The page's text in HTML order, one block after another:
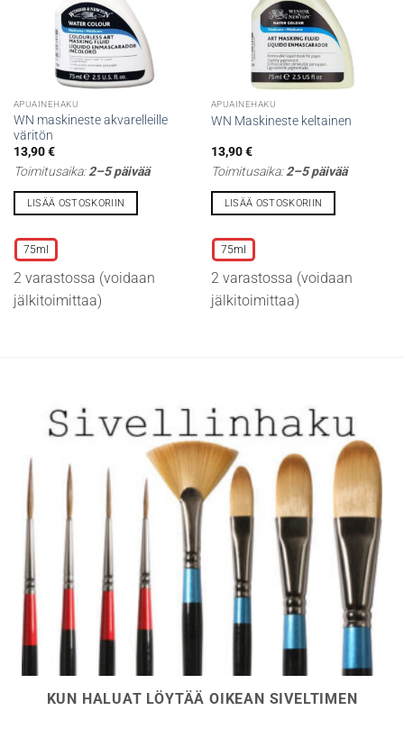
APUAINEHAKU
WN maskineste akvarelleille
väritön
13,90€
Toimitusaika:2–5 päivää
LISÄÄ OSTOSKORIIN
tuotteella
on
useampi
muunnelma.
75ml
2 varastossa (voidaan
jälkitoimittaa)
APUAINEHAKU
WN Maskineste keltainen
13,90€
Toimitusaika:2–5 päivää
LISÄÄ OSTOSKORIIN
tuotteella
on
useampi
muunnelma.
75ml
2 varastossa (voidaan
jälkitoimittaa)
KUN HALUAT LÖYTÄÄ OIKEAN SIVELTIMEN